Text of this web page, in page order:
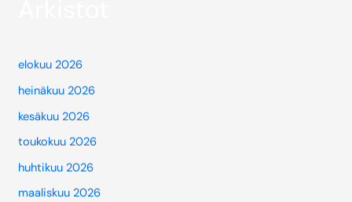
elokuu 2026
heinäkuu 2026
kesäkuu 2026
toukokuu 2026
huhtikuu 2026
maaliskuu 2026